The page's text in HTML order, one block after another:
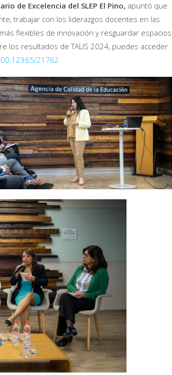
de Excelencia del SLEP El Pino, apuntó que
trabajar con los liderazgos docentes en las
flexibles de innovación y resguardar espacios
los resultados de TALIS 2024, puedes acceder
21762